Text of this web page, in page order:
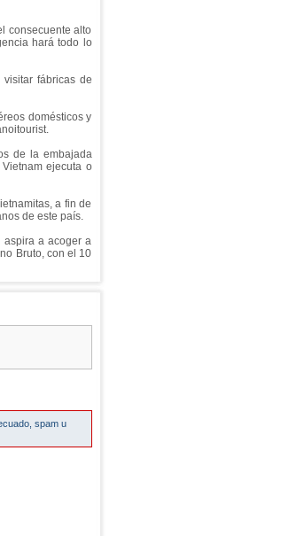
consecuente alto
hará todo lo
visitar fábricas de
domésticos y
de la embajada
ejecuta o
a fin de
de este país.
aspira a acoger a
Bruto, con el 10
spam u